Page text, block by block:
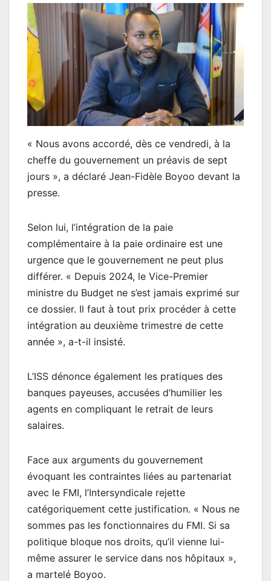
« Nous avons accordé, dès ce vendredi, à la
cheffe du gouvernement un préavis de sept
jours », a déclaré Jean-Fidèle Boyoo devant la
presse.
Selon lui, l’intégration de la paie
complémentaire à la paie ordinaire est une
urgence que le gouvernement ne peut plus
différer. « Depuis 2024, le Vice-Premier
ministre du Budget ne s’est jamais exprimé sur
ce dossier. Il faut à tout prix procéder à cette
intégration au deuxième trimestre de cette
année », a-t-il insisté.
L’ISS dénonce également les pratiques des
banques payeuses, accusées d’humilier les
agents en compliquant le retrait de leurs
salaires.
Face aux arguments du gouvernement
évoquant les contraintes liées au partenariat
avec le FMI, l’Intersyndicale rejette
catégoriquement cette justification. « Nous ne
sommes pas les fonctionnaires du FMI. Si sa
politique bloque nos droits, qu’il vienne lui-
même assurer le service dans nos hôpitaux »,
a martelé Boyoo.